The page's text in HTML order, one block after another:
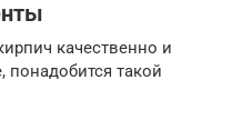
качественно и
понадобится такой